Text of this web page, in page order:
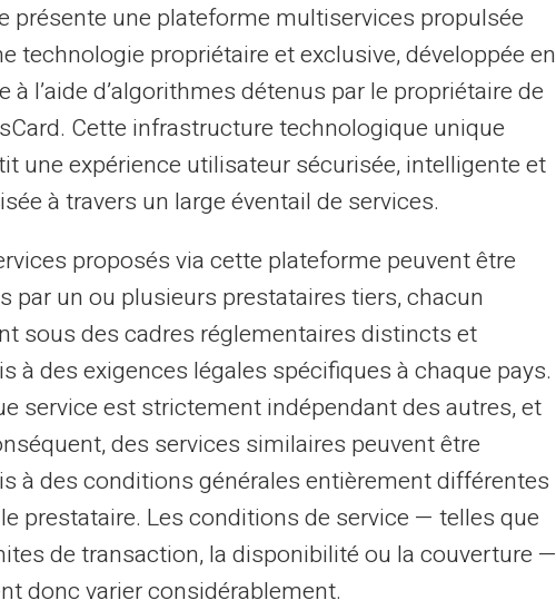
la carte prépayée pour la
spécialement orientées vers
peuvent profiter de diverses
ce qui peut alléger encore
En soi, la possibilité de réaliser des
s'avère idéale pour ceux ayant des
nationales.
solution est son intégration
des transactions. À travers une
solde disponible et examiner les détails
transparence conforte les
finances personnelles avec
présente une plateforme multiservices propulsée
technologie propriétaire et exclusive, développée en
à l’aide d’algorithmes détenus par le propriétaire de
Cette infrastructure technologique unique
une expérience utilisateur sécurisée, intelligente et
à travers un large éventail de services.
proposés via cette plateforme peuvent être
par un ou plusieurs prestataires tiers, chacun
sous des cadres réglementaires distincts et
à des exigences légales spécifiques à chaque pays.
service est strictement indépendant des autres, et
des services similaires peuvent être
à des conditions générales entièrement différentes
prestataire. Les conditions de service — telles que
de transaction, la disponibilité ou la couverture —
donc varier considérablement.